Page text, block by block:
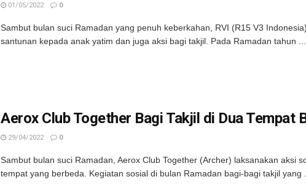
01/05/2022 0
Sambut bulan suci Ramadan yang penuh keberkahan, RVI (R15 V3
santunan kepada anak yatim dan juga aksi bagi takjil. Pada Ramadan tahun ...
Aerox Club Together Bagi Takjil di Dua Tempat
29/04/2022 0
Sambut bulan suci Ramadan, Aerox Club Together (Archer) laksanakan aksi
tempat yang berbeda. Kegiatan sosial di bulan Ramadan bagi-bagi takjil yang ...